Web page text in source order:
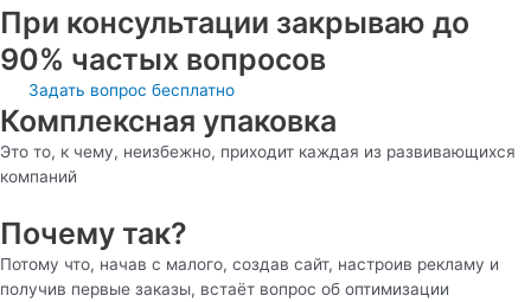
При консультации закрываю до
90% частых вопросов
Задать вопрос бесплатно
Комплексная упаковка
Это то, к чему, неизбежно, приходит каждая из развивающихся
компаний
Почему так?
Потому что, начав с малого, создав сайт, настроив рекламу и
получив первые заказы, встаёт вопрос об оптимизации